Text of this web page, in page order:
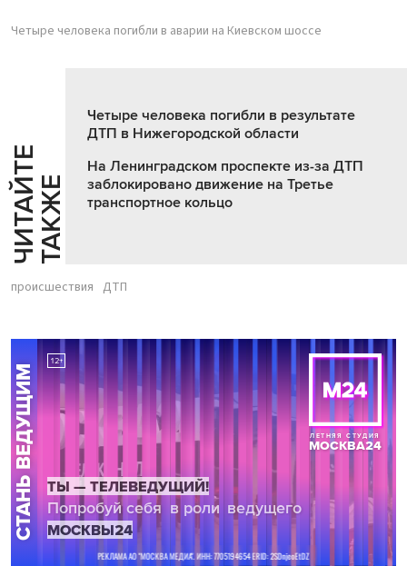
Четыре человека погибли в аварии на Киевском шоссе
Ч
И
Т
АЙ
Т
Е
Т
А
К
ЖЕ
Четыре человека погибли в результате
ДТП в Нижегородской области
На Ленинградском проспекте из-за ДТП
заблокировано движение на Третье
транспортное кольцо
происшествия ДТП